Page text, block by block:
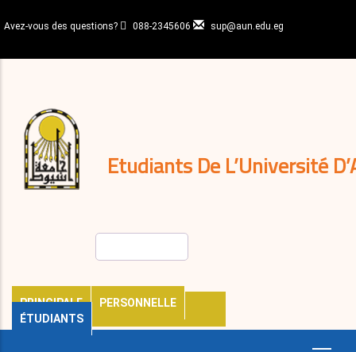
au
principal
Avez-vous des questions? 088-2345606 sup@aun.edu.eg
Etudiants De L’Université
PRINCIPALE
PERSONNELLE
ÉTUDIANTS
décisions
Expatriés
Journal